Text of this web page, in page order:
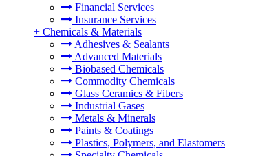
Financial Services
Insurance Services
+ Chemicals & Materials
Adhesives & Sealants
Advanced Materials
Biobased Chemicals
Commodity Chemicals
Glass Ceramics & Fibers
Industrial Gases
Metals & Minerals
Paints & Coatings
Plastics, Polymers, and Elastomers